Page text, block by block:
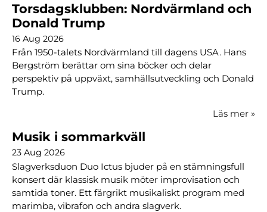
Torsdagsklubben: Nordvärmland och
Donald Trump
16 Aug 2026
Från 1950-talets Nordvärmland till dagens USA. Hans
Bergström berättar om sina böcker och delar
perspektiv på uppväxt, samhällsutveckling och Donald
Trump.
Läs mer »
Musik i sommarkväll
23 Aug 2026
Slagverksduon Duo Ictus bjuder på en stämningsfull
konsert där klassisk musik möter improvisation och
samtida toner. Ett färgrikt musikaliskt program med
marimba, vibrafon och andra slagverk.